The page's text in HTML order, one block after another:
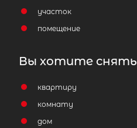
участок
помещение
Вы хотите снять
квартиру
комнату
дом